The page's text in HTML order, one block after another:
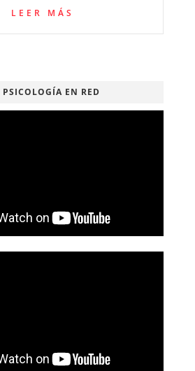
LEER MÁS
PSICOLOGÍA EN RED